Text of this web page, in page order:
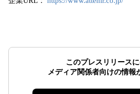
このプレスリリースに
メディア関係者向けの情報